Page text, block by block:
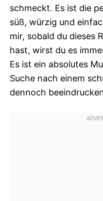
schmeckt. Es ist die
süß, würzig und
mir, sobald du dieses
hast, wirst du es
Es ist ein absolutes
Suche nach einem
dennoch